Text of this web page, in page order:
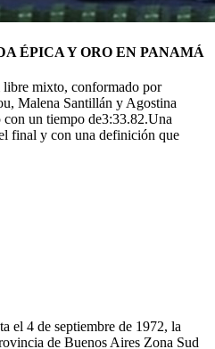
ÉPICA Y ORO EN PANAMÁ
mixto, conformado por
Malena Santillán y Agostina
con un tiempo de3:33.82.Una
final y con una definición que
el 4 de septiembre de 1972, la
de Buenos Aires Zona Sud